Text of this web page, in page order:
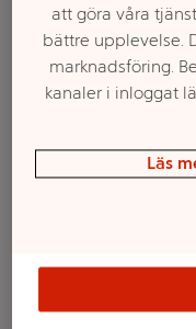
att göra våra
bättre upplevelse.
marknadsföring.
kanaler i inloggat
Läs